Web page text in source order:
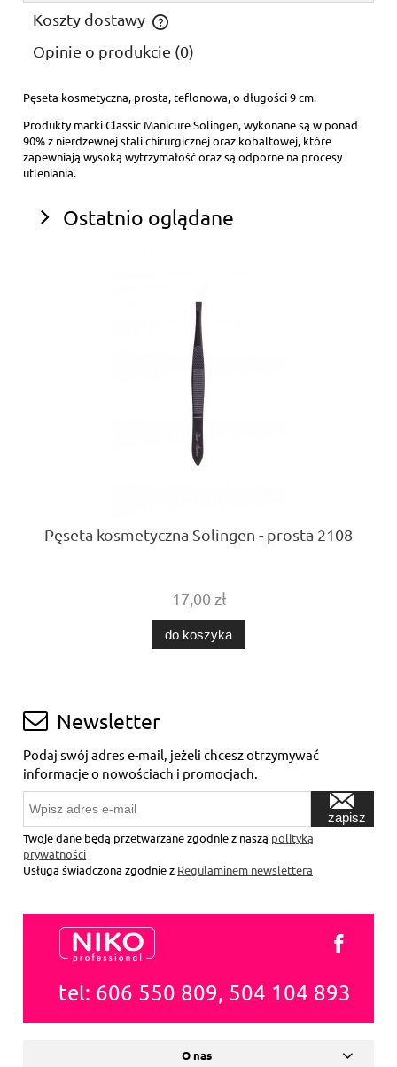
Koszty dostawy
Cena nie zawiera ewentualnych kosztów płatności
Opinie o produkcie (0)
Pęseta kosmetyczna, prosta, teflonowa, o długości 9 cm.
Produkty marki Classic Manicure Solingen, wykonane są w ponad
90% z nierdzewnej stali chirurgicznej oraz kobaltowej, które
zapewniają wysoką wytrzymałość oraz są odporne na procesy
utleniania.
Ostatnio oglądane
Pęseta kosmetyczna Solingen - prosta 2108
17,00 zł
do koszyka
Newsletter
Podaj swój adres e-mail, jeżeli chcesz otrzymywać
informacje o nowościach i promocjach.
zapisz
Twoje dane będą przetwarzane zgodnie z naszą polityką
prywatności
Usługa świadczona zgodnie z Regulaminem newslettera
tel: 606 550 809, 504 104 893
O nas